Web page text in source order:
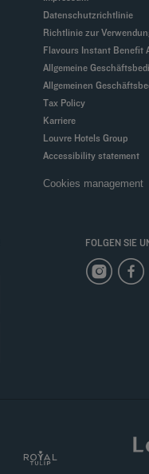
Datenschutzrichtlinie
Richtlinie zur
Flavours Instant
Allgemeine
Allgemeinen
Tax Policy
Karriere
Louvre Hotels Group
Accessibility statement
Cookies management
FOLGEN SIE